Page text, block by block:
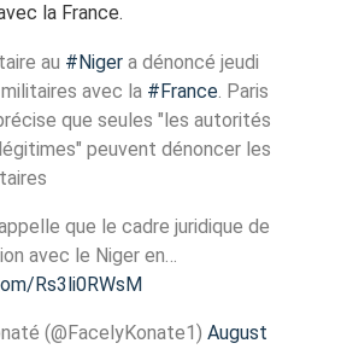
la France.
au #Niger a dénoncé jeudi
avec la #France. Paris
que seules "les autorités
peuvent dénoncer les
que le cadre juridique de
avec le Niger en…
Rs3li0RWsM
(@FacelyKonate1) August